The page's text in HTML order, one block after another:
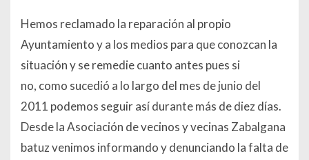
Hemos reclamado la reparación al propio
Ayuntamiento y a los medios para que conozcan la
situación y se remedie cuanto antes pues si
no, como sucedió a lo largo del mes de junio del
2011 podemos seguir así durante más de diez días.
Desde la Asociación de vecinos y vecinas Zabalgana
batuz venimos informando y denunciando la falta de